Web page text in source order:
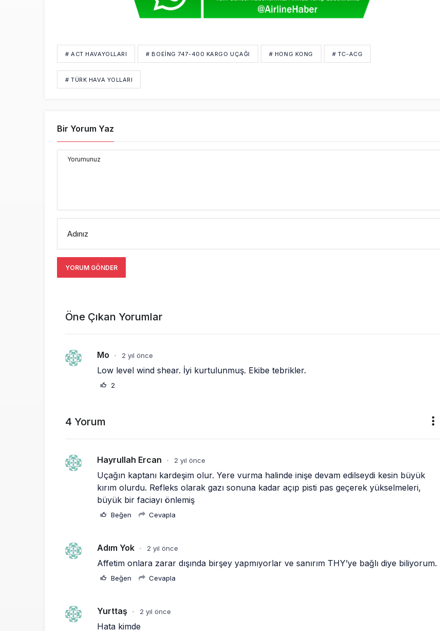
# ACT HAVAYOLLARI # BOEING 747-400 KARGO UÇAĞI # HONG KONG # TC-ACG
# TÜRK HAVA YOLLARI
Bir Yorum Yaz
Yorumunuz
Adınız
YORUM GÖNDER
Öne Çıkan Yorumlar
Mo • 2 yıl önce
Low level wind shear. İyi kurtulunmuş. Ekibe tebrikler.
2
4 Yorum
Hayrullah Ercan • 2 yıl önce
Uçağın kaptanı kardeşim olur. Yere vurma halinde inişe devam edilseydi kesin büyük
kırım olurdu. Refleks olarak gazı sonuna kadar açıp pisti pas geçerek yükselmeleri,
büyük bir faciayı önlemiş
Beğen Cevapla
Adım Yok • 2 yıl önce
Affetim onlara zarar dışında birşey yapmıyorlar ve sanırım THY’ye bağlı diye biliyorum.
Beğen Cevapla
Yurttaş • 2 yıl önce
Hata kimde